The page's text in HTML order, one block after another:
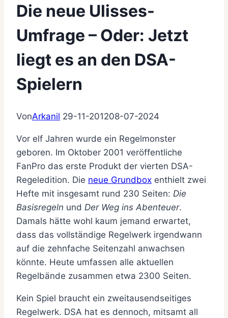
Die neue Ulisses-
Umfrage – Oder: Jetzt
liegt es an den DSA-
Spielern
VonArkanil 29-11-201208-07-2024
Vor elf Jahren wurde ein Regelmonster
geboren. Im Oktober 2001 veröffentliche
FanPro das erste Produkt der vierten DSA-
Regeledition. Die neue Grundbox enthielt zwei
Hefte mit insgesamt rund 230 Seiten: Die
Basisregeln und Der Weg ins Abenteuer.
Damals hätte wohl kaum jemand erwartet,
dass das vollständige Regelwerk irgendwann
auf die zehnfache Seitenzahl anwachsen
könnte. Heute umfassen alle aktuellen
Regelbände zusammen etwa 2300 Seiten.
Kein Spiel braucht ein zweitausendseitiges
Regelwerk. DSA hat es dennoch, mitsamt all